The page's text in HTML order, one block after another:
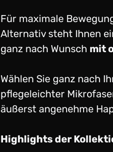
Für maximale
Alternativ steht Ihnen
ganz nach Wunsch mit
Wählen Sie ganz nach
pflegeleichter
äußerst angenehme
Highlights der